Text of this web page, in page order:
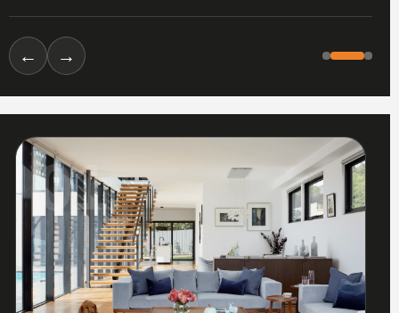
→
←
01